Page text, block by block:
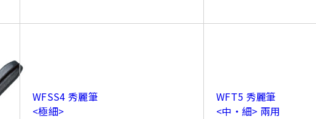
WFSS4 秀麗筆
<極細>
WFT5 秀麗筆
<中‧細> 兩用